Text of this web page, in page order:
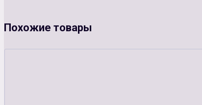
Похожие товары